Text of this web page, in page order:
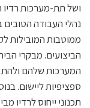
ושל תת-מערכות
נהלי העבודה
ממוטבות המובילות
הביצועים. מבקרי
המערכות שלהם
ספציפיות ליישום.